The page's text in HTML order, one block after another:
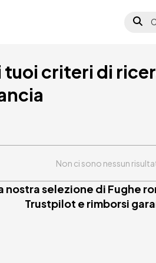
criteri di
Non ci sono nessun
nostra selezione di Fughe
Trustpilot e rimborsi